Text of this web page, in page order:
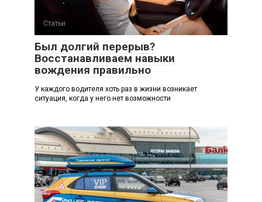
Статьи
Был долгий перерыв?
Восстанавливаем навыки
вождения правильно
У каждого водителя хоть раз в жизни возникает
ситуация, когда у него нет возможности